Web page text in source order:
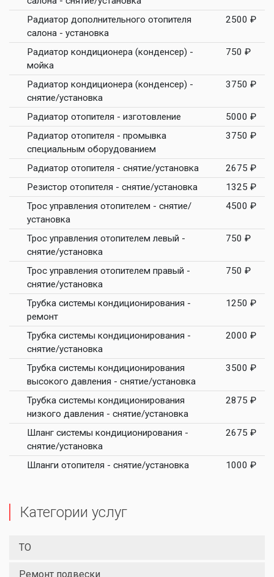
Радиатор дополнительного отопителя
салона - установка
2500 ₽
Радиатор кондиционера (конденсер) -
мойка
750 ₽
Радиатор кондиционера (конденсер) -
снятие/установка
3750 ₽
Радиатор отопителя - изготовление
5000 ₽
Радиатор отопителя - промывка
специальным оборудованием
3750 ₽
Радиатор отопителя - снятие/установка
2675 ₽
Резистор отопителя - снятие/установка
1325 ₽
Трос управления отопителем - снятие/
установка
4500 ₽
Трос управления отопителем левый -
снятие/установка
750 ₽
Трос управления отопителем правый -
снятие/установка
750 ₽
Трубка системы кондиционирования -
ремонт
1250 ₽
Трубка системы кондиционирования -
снятие/установка
2000 ₽
Трубка системы кондиционирования
высокого давления - снятие/установка
3500 ₽
Трубка системы кондиционирования
низкого давления - снятие/установка
2875 ₽
Шланг системы кондиционирования -
снятие/установка
2675 ₽
Шланги отопителя - снятие/установка 1000 ₽
Категории услуг
ТО
Ремонт подвески